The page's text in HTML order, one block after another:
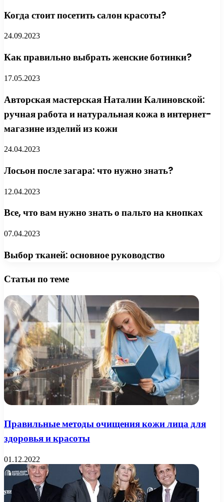
Когда стоит посетить салон красоты?
24.09.2023
Как правильно выбрать женские ботинки?
17.05.2023
Авторская мастерская Наталии Калиновской:
ручная работа и натуральная кожа в интернет-
магазине изделий из кожи
24.04.2023
Лосьон после загара: что нужно знать?
12.04.2023
Все, что вам нужно знать о пальто на кнопках
07.04.2023
Выбор тканей: основное руководство
Статьи по теме
Правильные методы очищения кожи лица для
здоровья и красоты
01.12.2022